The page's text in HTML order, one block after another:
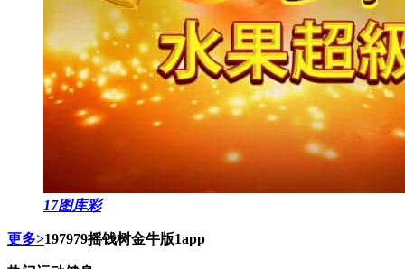
17图库彩
更多>197979摇钱树金牛版1app